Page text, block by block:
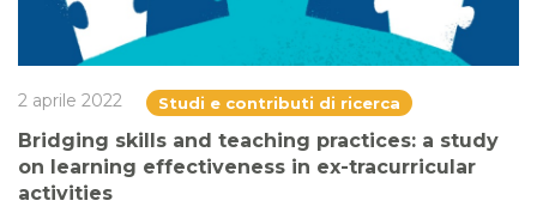
2 aprile 2022 Studi e contributi di ricerca
Bridging skills and teaching practices: a study
on learning effectiveness in ex-tracurricular
activities